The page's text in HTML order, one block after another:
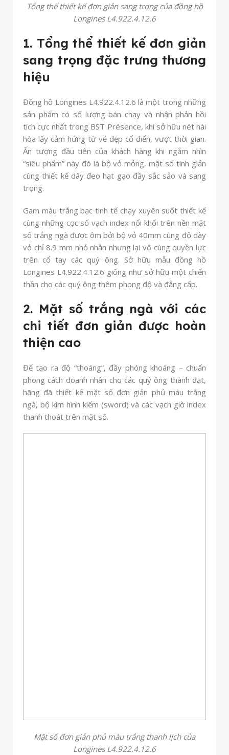
Tổng thể thiết kế đơn giản sang trọng của đồng hồ
Longines L4.922.4.12.6
1. Tổng thể thiết kế đơn giản
sang trọng đặc trưng thương
hiệu
Đồng hồ Longines L4.922.4.12.6 là một trong những
sản phẩm có số lượng bán chạy và nhận phản hồi
tích cực nhất trong BST Présence, khi sở hữu nét hài
hòa lấy cảm hứng từ vẻ đẹp cổ điển, vượt thời gian.
Ấn tượng đầu tiên của khách hàng khi ngắm nhìn
“siêu phẩm” này đó là bộ vỏ mỏng, mặt số tinh giản
cùng thiết kế dây đeo hạt gạo đầy sắc sảo và sang
trọng.
Gam màu trắng bạc tinh tế chạy xuyên suốt thiết kế
cùng những cọc số vạch index nổi khối trên nền mặt
số trắng ngà được ôm bởi bộ vỏ 40mm cùng độ dày
vỏ chỉ 8.9 mm nhỏ nhắn nhưng lại vô cùng quyền lực
trên cổ tay các quý ông. Sở hữu mẫu đồng hồ
Longines L4.922.4.12.6 giống như sở hữu một chiến
thần cho các quý ông thêm phong độ và đẳng cấp.
2. Mặt số trắng ngà với các
chi tiết đơn giản được hoàn
thiện cao
Để tạo ra độ “thoáng”, đầy phóng khoáng – chuẩn
phong cách doanh nhân cho các quý ông thành đạt,
hãng đã thiết kế mặt số đơn giản phủ màu trắng
ngà, bộ kim hình kiếm (sword) và các vạch giờ index
thanh thoát trên mặt số.
Mặt số đơn giản phủ màu trắng thanh lịch của
Longines L4.922.4.12.6